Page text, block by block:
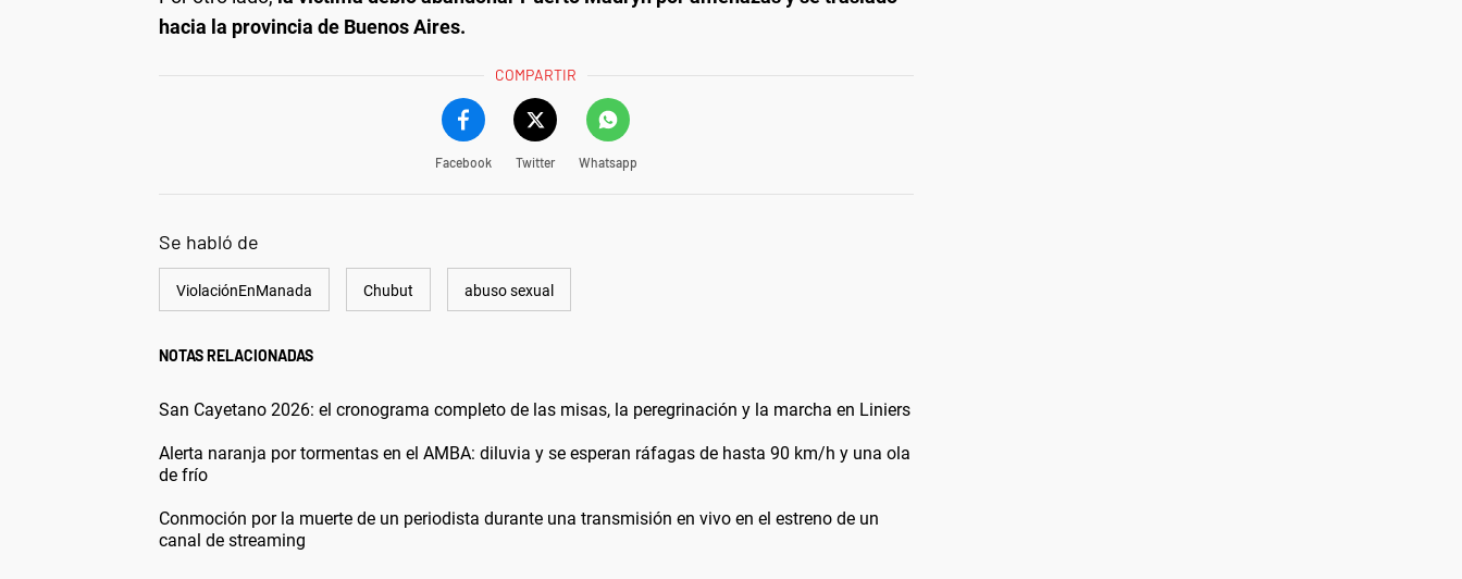
hacia la provincia de Buenos Aires.
COMPARTIR
Facebook Twitter Whatsapp
Se habló de
ViolaciónEnManada Chubut abuso sexual
NOTAS RELACIONADAS
San Cayetano 2026: el cronograma completo de las misas, la peregrinación y la marcha en Liniers
Alerta naranja por tormentas en el AMBA: diluvia y se esperan ráfagas de hasta 90 km/h y una ola
de frío
Conmoción por la muerte de un periodista durante una transmisión en vivo en el estreno de un
canal de streaming